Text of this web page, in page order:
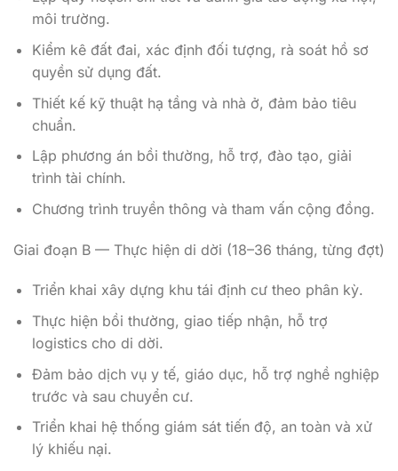
môi trường.
Kiểm kê đất đai, xác định đối tượng, rà soát hồ sơ
quyền sử dụng đất.
Thiết kế kỹ thuật hạ tầng và nhà ở, đảm bảo tiêu
chuẩn.
Lập phương án bồi thường, hỗ trợ, đào tạo, giải
trình tài chính.
Chương trình truyền thông và tham vấn cộng đồng.
Giai đoạn B — Thực hiện di dời (18–36 tháng, từng đợt)
Triển khai xây dựng khu tái định cư theo phân kỳ.
Thực hiện bồi thường, giao tiếp nhận, hỗ trợ
logistics cho di dời.
Đảm bảo dịch vụ y tế, giáo dục, hỗ trợ nghề nghiệp
trước và sau chuyển cư.
Triển khai hệ thống giám sát tiến độ, an toàn và xử
lý khiếu nại.